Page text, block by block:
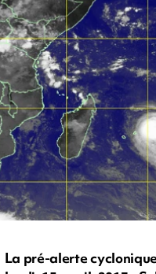
La pré-alerte